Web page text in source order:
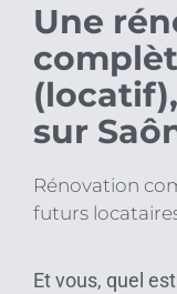
Une
sur
Rénovation
futurs
Et vous, quel